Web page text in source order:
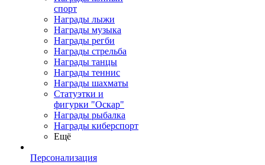
спорт
Награды лыжи
Награды музыка
Награды регби
Награды стрельба
Награды танцы
Награды теннис
Награды шахматы
Статуэтки и
фигурки "Оскар"
Награды рыбалка
Награды киберспорт
Ещё
Персонализация